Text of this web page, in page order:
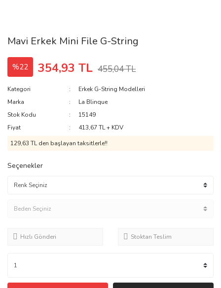
Mavi Erkek Mini File G-String
%22 354,93 TL 455,04 TL
Kategori
Erkek G-String Modelleri
Marka
La Blinque
Stok Kodu
15149
Fiyat
413,67 TL + KDV
129,63 TL den başlayan taksitlerle!!
Seçenekler
Hızlı Gönderi Stoktan Teslim